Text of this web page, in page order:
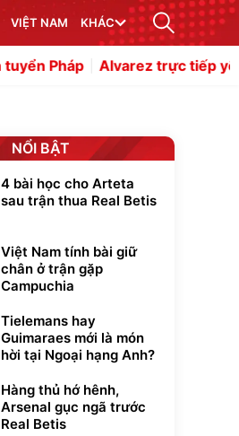
VIỆT NAM KHÁC
Alvarez trực tiếp yêu cầu rời
NỔI BẬT
4 bài học cho Arteta
sau trận thua Real Betis
Việt Nam tính bài giữ
chân ở trận gặp
Campuchia
Tielemans hay
Guimaraes mới là món
hời tại Ngoại hạng Anh?
Hàng thủ hớ hênh,
Arsenal gục ngã trước
Real Betis